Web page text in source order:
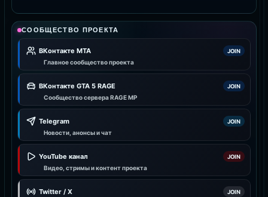
СООБЩЕСТВО ПРОЕКТА
ВКонтакте MTA JOIN
Главное сообщество проекта
ВКонтакте GTA 5 RAGE JOIN
Сообщество сервера RAGE MP
Telegram JOIN
Новости, анонсы и чат
YouTube канал JOIN
Видео, стримы и контент проекта
Twitter / X JOIN